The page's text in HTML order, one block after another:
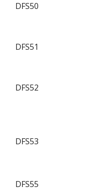
DFS50
DFS51
DFS52
DFS53
DFS55